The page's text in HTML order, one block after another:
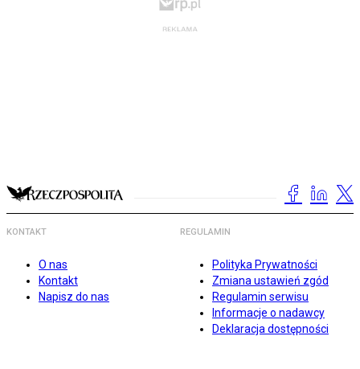
KONTAKT
O nas
Kontakt
Napisz do nas
REGULAMIN
Polityka Prywatności
Zmiana ustawień zgód
Regulamin serwisu
Informacje o nadawcy
Deklaracja dostępności